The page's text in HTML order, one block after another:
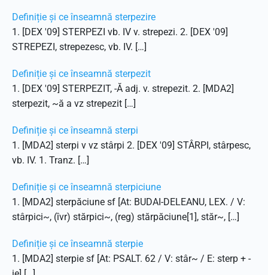
Definiție și ce înseamnă sterpezire
1. [DEX '09] STERPEZI vb. IV v. strepezi. 2. [DEX '09]
STREPEZI, strepezesc, vb. IV. […]
Definiție și ce înseamnă sterpezit
1. [DEX '09] STERPEZIT, -Ă adj. v. strepezit. 2. [MDA2]
sterpezit, ~ă a vz strepezit […]
Definiție și ce înseamnă sterpi
1. [MDA2] sterpi v vz stârpi 2. [DEX '09] STÂRPI, stârpesc,
vb. IV. 1. Tranz. […]
Definiție și ce înseamnă sterpiciune
1. [MDA2] sterpăciune sf [At: BUDAI-DELEANU, LEX. / V:
stârpici~, (îvr) stărpici~, (reg) stărpăciune[1], stăr~, […]
Definiție și ce înseamnă sterpie
1. [MDA2] sterpie sf [At: PSALT. 62 / V: stâr~ / E: sterp + -